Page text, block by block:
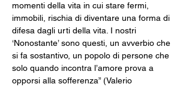
momenti della vita in cui stare fermi,
immobili, rischia di diventare una forma di
difesa dagli urti della vita. I nostri
‘Nonostante’ sono questi, un avverbio che
si fa sostantivo, un popolo di persone che
solo quando incontra l’amore prova a
opporsi alla sofferenza” (Valerio